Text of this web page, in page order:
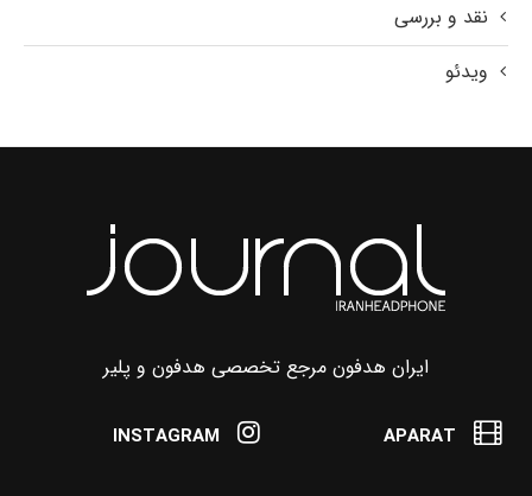
نقد و بررسی
ویدئو
ایران هدفون مرجع تخصصی هدفون و پلیر
APARAT
INSTAGRAM